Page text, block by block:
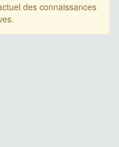
des connaissances